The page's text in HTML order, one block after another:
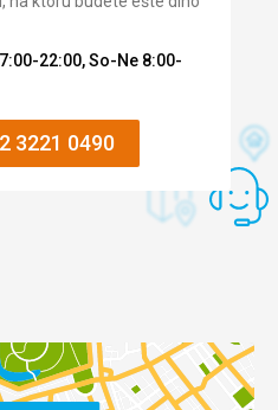
22:00, So-Ne 8:00-
3221 0490